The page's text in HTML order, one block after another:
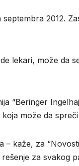
2012.
lekari, može da
“Beringer
može da
– kaže, za
za svakog